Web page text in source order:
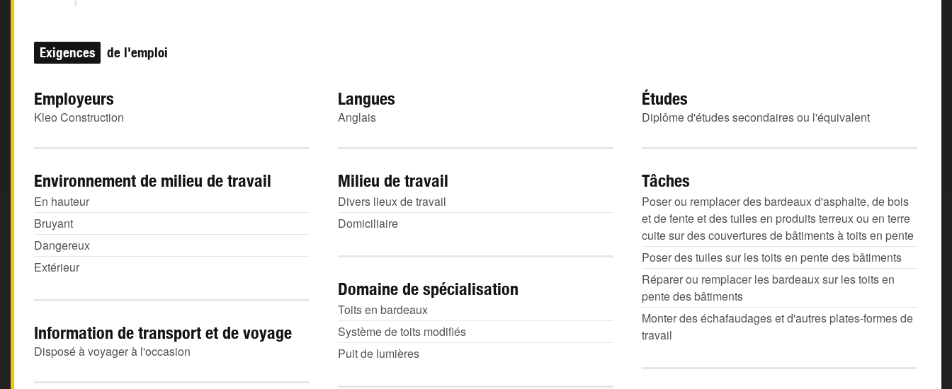
Exigences de l'emploi
Employeurs
Kleo Construction
Langues
Anglais
Études
Diplôme d'études secondaires ou l'équivalent
Environnement de milieu de travail
En hauteur
Bruyant
Dangereux
Extérieur
Milieu de travail
Divers lieux de travail
Domiciliaire
Tâches
Poser ou remplacer des bardeaux d'asphalte, de bois
et de fente et des tuiles en produits terreux ou en terre
cuite sur des couvertures de bâtiments à toits en pente
Poser des tuiles sur les toits en pente des bâtiments
Réparer ou remplacer les bardeaux sur les toits en
pente des bâtiments
Monter des échafaudages et d'autres plates-formes de
travail
Domaine de spécialisation
Toits en bardeaux
Système de toits modifiés
Puit de lumières
Information de transport et de voyage
Disposé à voyager à l'occasion